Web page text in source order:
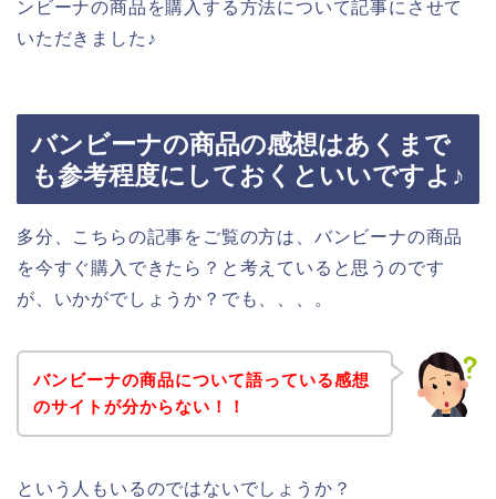
ンビーナの商品を購入する方法について記事にさせて
いただきました♪
バンビーナの商品の感想はあくまで
も参考程度にしておくといいですよ♪
多分、こちらの記事をご覧の方は、バンビーナの商品
を今すぐ購入できたら？と考えていると思うのです
が、いかがでしょうか？でも、、、。
バンビーナの商品について語っている感想
のサイトが分からない！！
という人もいるのではないでしょうか？